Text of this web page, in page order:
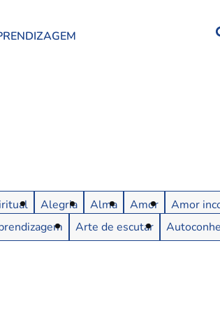
Alegria Alma Amor Amor
Arte de escutar